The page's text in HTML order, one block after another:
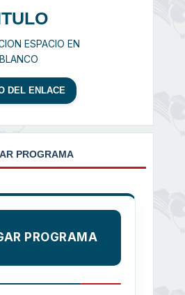
ESPACIO EN
BLANCO
DEL ENLACE
PROGRAMA
PROGRAMA